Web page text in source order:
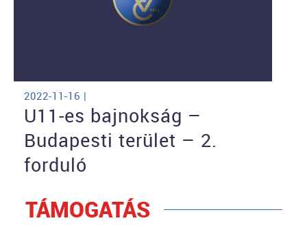
2022-11-16 |
U11-es bajnokság –
Budapesti terület – 2.
forduló
TÁMOGATÁS